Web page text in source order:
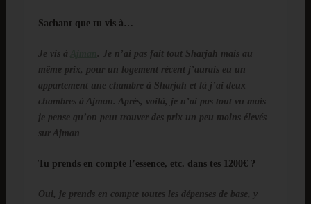
Sachant que tu vis à…
Je vis à
. Je n’ai pas fait tout Sharjah mais au
même prix, pour un logement récent j’aurais eu un
appartement une chambre à Sharjah et là j’ai deux
chambres à Ajman. Après, voilà, je n’ai pas tout vu mais
je pense qu’on peut trouver des prix un peu moins élevés
sur Ajman
Tu prends en compte l’essence, etc. dans tes 1200€ ?
Oui, je prends en compte toutes les dépenses de base, y